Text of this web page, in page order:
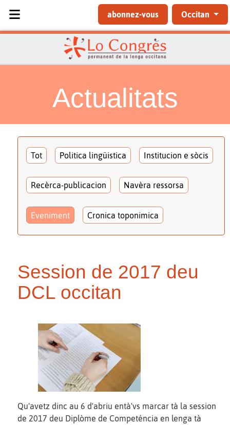
abonnez-vous Occitan
Actualitats
Tot Politica lingüistica Institucion e sòcis
Recèrca-publicacion Navèra ressorsa
Eveniment Cronica toponimica
Session de 2017 deu
DCL occitan
Qu'avetz dinc au 6 d'abriu entà'vs marcar tà la session
de 2017 deu Diplòme de Competéncia en lenga tà